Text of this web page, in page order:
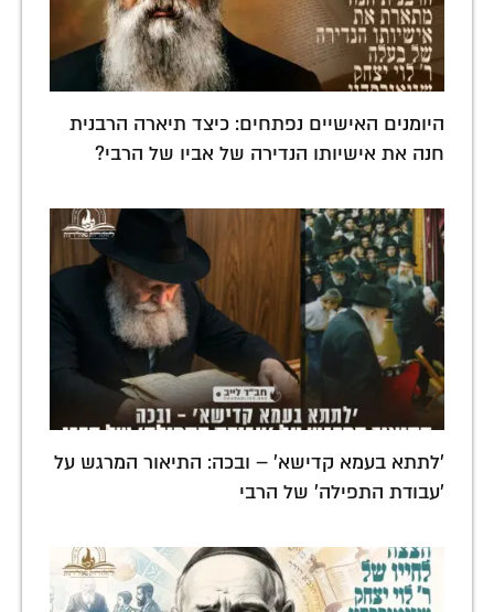
היומנים האישיים נפתחים: כיצד תיארה הרבנית
חנה את אישיותו הנדירה של אביו של הרבי?
'לתתא בעמא קדישא' – ובכה: התיאור המרגש על
'עבודת התפילה' של הרבי